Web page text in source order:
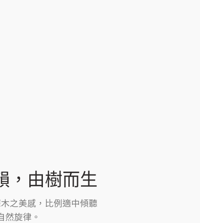
，由樹而生
之美感，比例適中傾聽
然旋律。